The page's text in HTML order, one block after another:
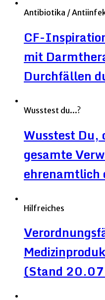
Antibiotika /
CF-
mit
Durchfällen
Wusstest du...?
Wusstest Du,
gesamte
ehrenamtlich
Hilfreiches
(Stand